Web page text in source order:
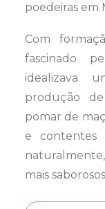
poedeiras em
Com
fascinado
idealizava
produção
pomar de
e contentes
mais